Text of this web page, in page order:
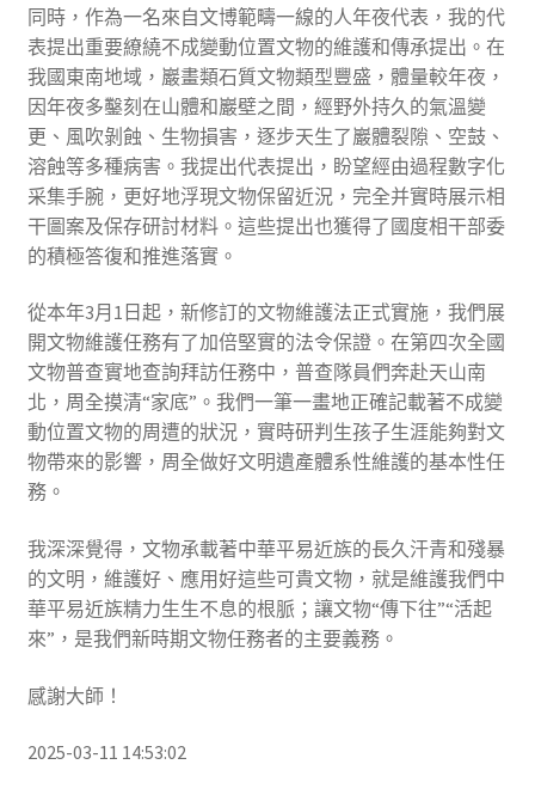
同時，作為一名來自文博範疇一線的人年夜代表，我的代
表提出重要繚繞不成變動位置文物的維護和傳承提出。在
我國東南地域，巖畫類石質文物類型豐盛，體量較年夜，
因年夜多鑿刻在山體和巖壁之間，經野外持久的氣溫變
更、風吹剝蝕、生物損害，逐步天生了巖體裂隙、空鼓、
溶蝕等多種病害。我提出代表提出，盼望經由過程數字化
采集手腕，更好地浮現文物保留近況，完全并實時展示相
干圖案及保存研討材料。這些提出也獲得了國度相干部委
的積極答復和推進落實。
從本年3月1日起，新修訂的文物維護法正式實施，我們展
開文物維護任務有了加倍堅實的法令保證。在第四次全國
文物普查實地查詢拜訪任務中，普查隊員們奔赴天山南
北，周全摸清“家底”。我們一筆一畫地正確記載著不成變
動位置文物的周遭的狀況，實時研判生孩子生涯能夠對文
物帶來的影響，周全做好文明遺產體系性維護的基本性任
務。
我深深覺得，文物承載著中華平易近族的長久汗青和殘暴
的文明，維護好、應用好這些可貴文物，就是維護我們中
華平易近族精力生生不息的根脈；讓文物“傳下往”“活起
來”，是我們新時期文物任務者的主要義務。
感謝大師！
2025-03-11 14:53:02